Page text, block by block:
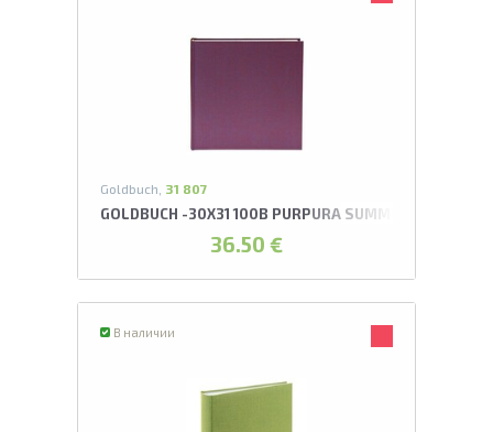
Goldbuch, 31 807
GOLDBUCH -30X31 100B PURPURA SUMMERTIME
36.50 €
В наличии